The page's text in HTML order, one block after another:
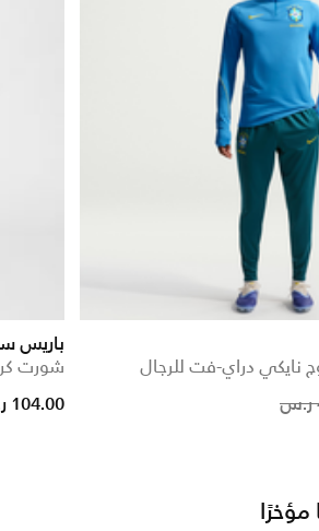
نايكي دراي-فت للرجال
باريس سان
شورت
104.00 ر.س